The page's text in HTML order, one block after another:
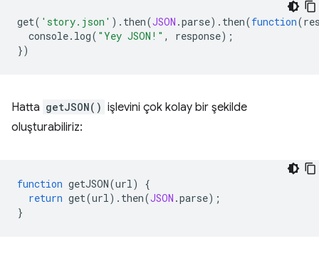
get( 'story.json' ). then(JSON .parse). then(function(
console. log( "Yey JSON!" , response);
})
Hatta getJSON() işlevini çok kolay bir şekilde
oluşturabiliriz:
function getJSON(url)
{
return get(url). then(JSON .parse);
}